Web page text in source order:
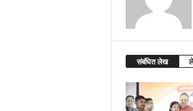
संबंधित लेख